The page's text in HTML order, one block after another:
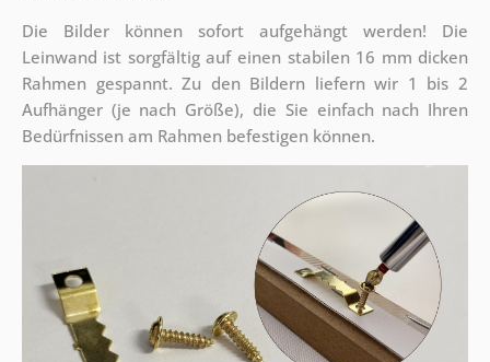
Die Bilder können sofort aufgehängt werden! Die
Leinwand ist sorgfältig auf einen stabilen 16 mm dicken
Rahmen gespannt. Zu den Bildern liefern wir 1 bis 2
Aufhänger (je nach Größe), die Sie einfach nach Ihren
Bedürfnissen am Rahmen befestigen können.